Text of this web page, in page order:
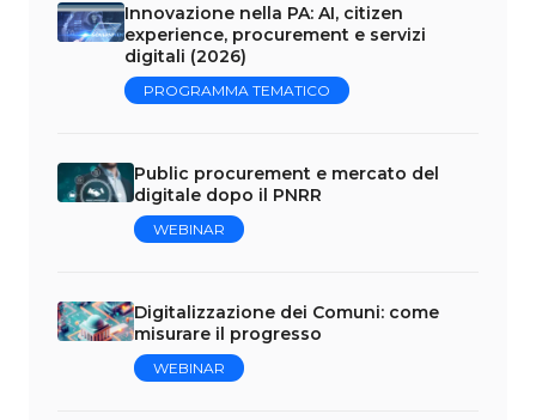
Innovazione nella PA: AI, citizen
experience, procurement e servizi
digitali (2026)
PROGRAMMA TEMATICO
Public procurement e mercato del
digitale dopo il PNRR
WEBINAR
Digitalizzazione dei Comuni: come
misurare il progresso
WEBINAR